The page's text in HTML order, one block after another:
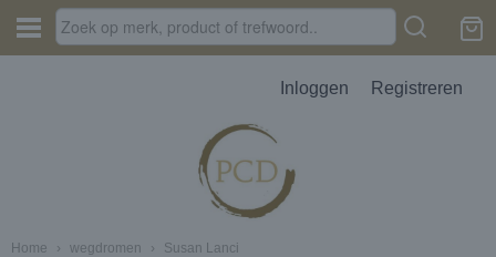
Inloggen Registreren
Home › wegdromen › Susan Lanci